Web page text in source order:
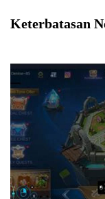
Keterbatasan